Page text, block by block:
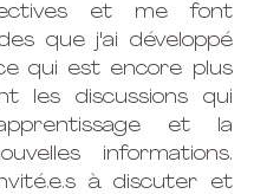
et me font
que j'ai développé
qui est encore plus
les discussions qui
et la
informations.
à discuter et